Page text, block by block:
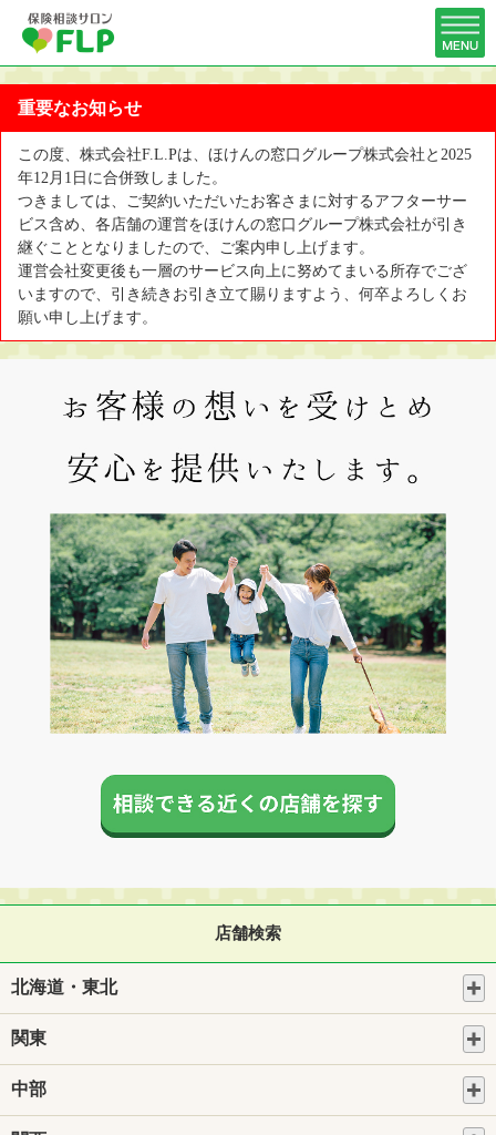
重要なお知らせ
この度、株式会社F.L.Pは、ほけんの窓口グループ株式会社と2025
年12月1日に合併致しました。
つきましては、ご契約いただいたお客さまに対するアフターサー
ビス含め、各店舗の運営をほけんの窓口グループ株式会社が引き
継ぐこととなりましたので、ご案内申し上げます。
運営会社変更後も一層のサービス向上に努めてまいる所存でござ
いますので、引き続きお引き立て賜りますよう、何卒よろしくお
願い申し上げます。
店舗検索
北海道・東北
関東
中部